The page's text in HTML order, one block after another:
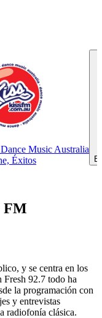
Music Australia
Éxitos
FM
y se centra en los
Fresh 92.7 todo ha
la programación con
y entrevistas
radiofonía clásica.